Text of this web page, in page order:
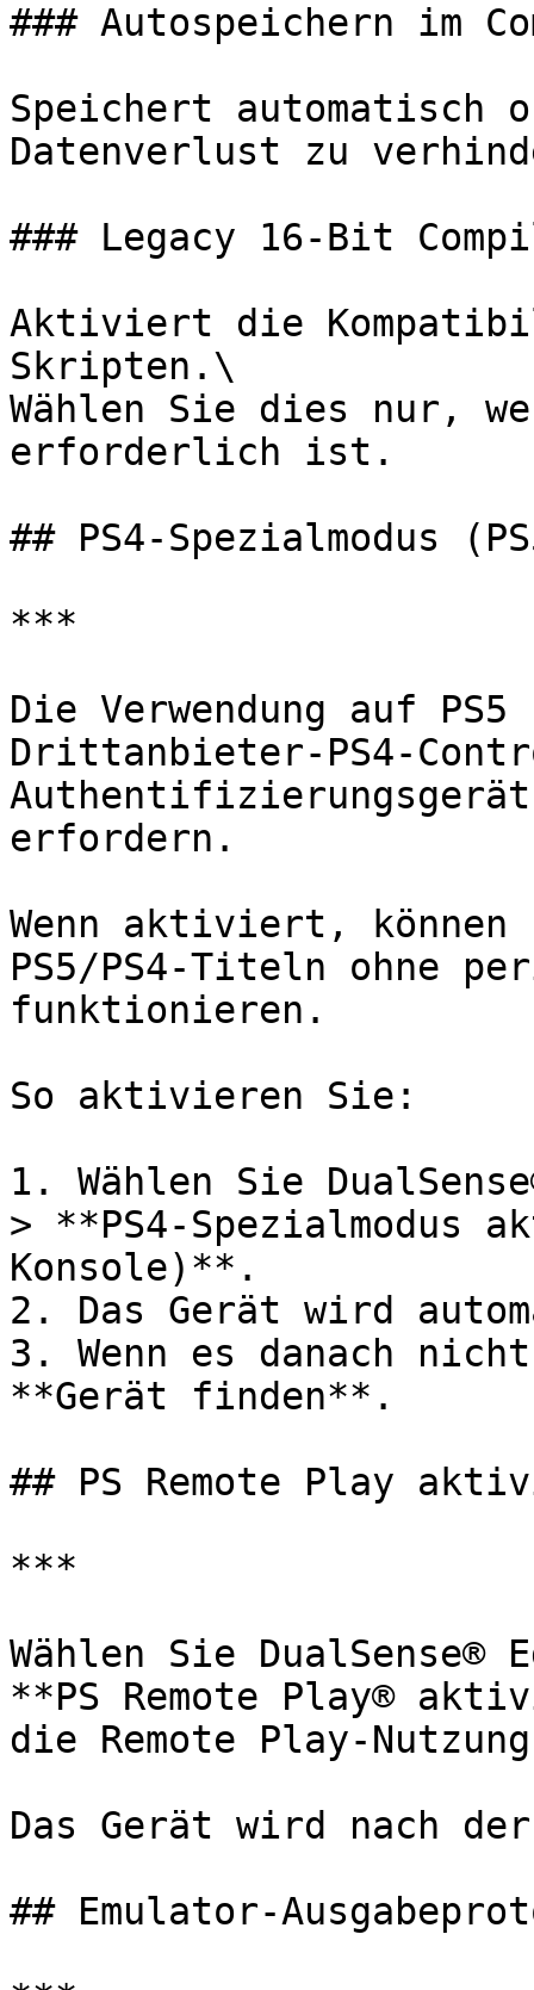
### Autospeichern im
Speichert automatisch
Datenverlust zu
### Legacy 16-Bit
Aktiviert die
Skripten.\
Wählen Sie dies nur,
erforderlich ist.
## PS4-Spezialmodus
***
Die Verwendung auf
Drittanbieter-PS4-
erfordern.
Wenn aktiviert,
PS5/PS4-Titeln ohne
funktionieren.
So aktivieren Sie:
1. Wählen Sie
> **PS4-Spezialmodus
Konsole)**.
2. Das Gerät wird
3. Wenn es danach
**Gerät finden**.
## PS Remote Play
***
Wählen Sie
**PS Remote Play®
die Remote Play-
Das Gerät wird nach
## Emulator-